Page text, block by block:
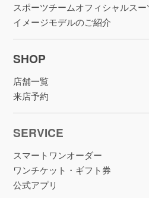
スポーツチームオフィシャルスー
イメージモデルのご紹介
SHOP
店舗一覧
来店予約
SERVICE
スマートワンオーダー
ワンチケット・ギフト券
公式アプリ